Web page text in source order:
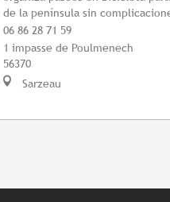
de la península sin
06 86 28 71 59
1 impasse de Poulmenech
56370
Sarzeau